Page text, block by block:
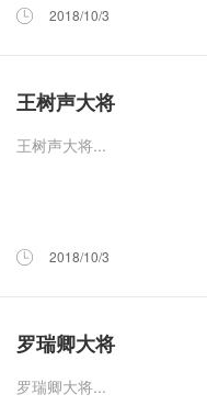
2018/10/3
王树声大将
王树声大将...
2018/10/3
罗瑞卿大将
罗瑞卿大将...